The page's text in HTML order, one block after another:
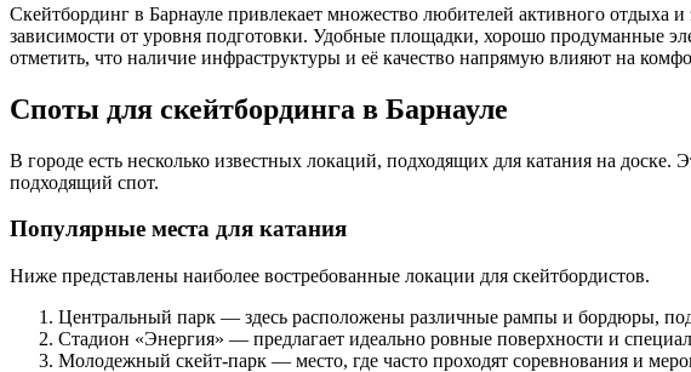
Скейтбординг в Барнауле привлекает множество любителей активного отдыха
зависимости от уровня подготовки. Удобные площадки, хорошо продуманные
отметить, что наличие инфраструктуры и её качество напрямую влияют на
Споты для скейтбординга в Барнауле
В городе есть несколько известных локаций, подходящих для катания на
подходящий спот.
Популярные места для катания
Ниже представлены наиболее востребованные локации для скейтбордистов.
Центральный парк — здесь расположены различные рампы и бордюры,
Стадион «Энергия» — предлагает идеально ровные поверхности и
Молодежный скейт-парк — место, где часто проходят соревнования и